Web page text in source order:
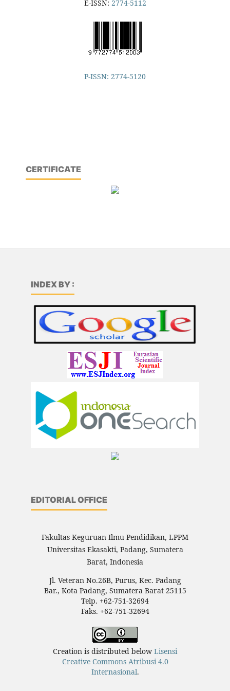
E-ISSN: 2774-5112
P-ISSN: 2774-5120
CERTIFICATE
INDEX BY :
EDITORIAL OFFICE
Fakultas Keguruan Ilmu Pendidikan, LPPM
Universitas Ekasakti, Padang, Sumatera
Barat, Indonesia
Jl. Veteran No.26B, Purus, Kec. Padang
Bar., Kota Padang, Sumatera Barat 25115
Telp. +62-751-32694
Faks. +62-751-32694
Creation is distributed below Lisensi
Creative Commons Atribusi 4.0
Internasional.